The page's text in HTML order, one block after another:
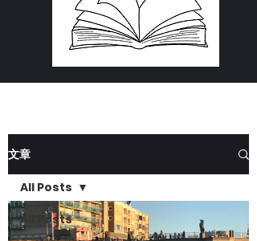
文章
All Posts
All Posts